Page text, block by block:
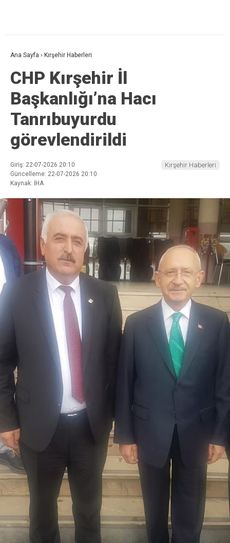
Ana Sayfa › Kırşehir Haberleri
CHP Kırşehir İl
Başkanlığı’na Hacı
Tanrıbuyurdu
görevlendirildi
Giriş: 22-07-2026 20:10
Güncelleme: 22-07-2026 20:10
Kaynak: İHA
Kırşehir Haberleri